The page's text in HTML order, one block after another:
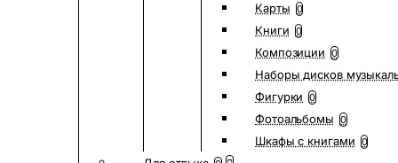
Карты 0
Книги 0
Композиции 0
Наборы дисков
Фигурки 0
Фотоальбомы 0
Шкафы с книгами 0